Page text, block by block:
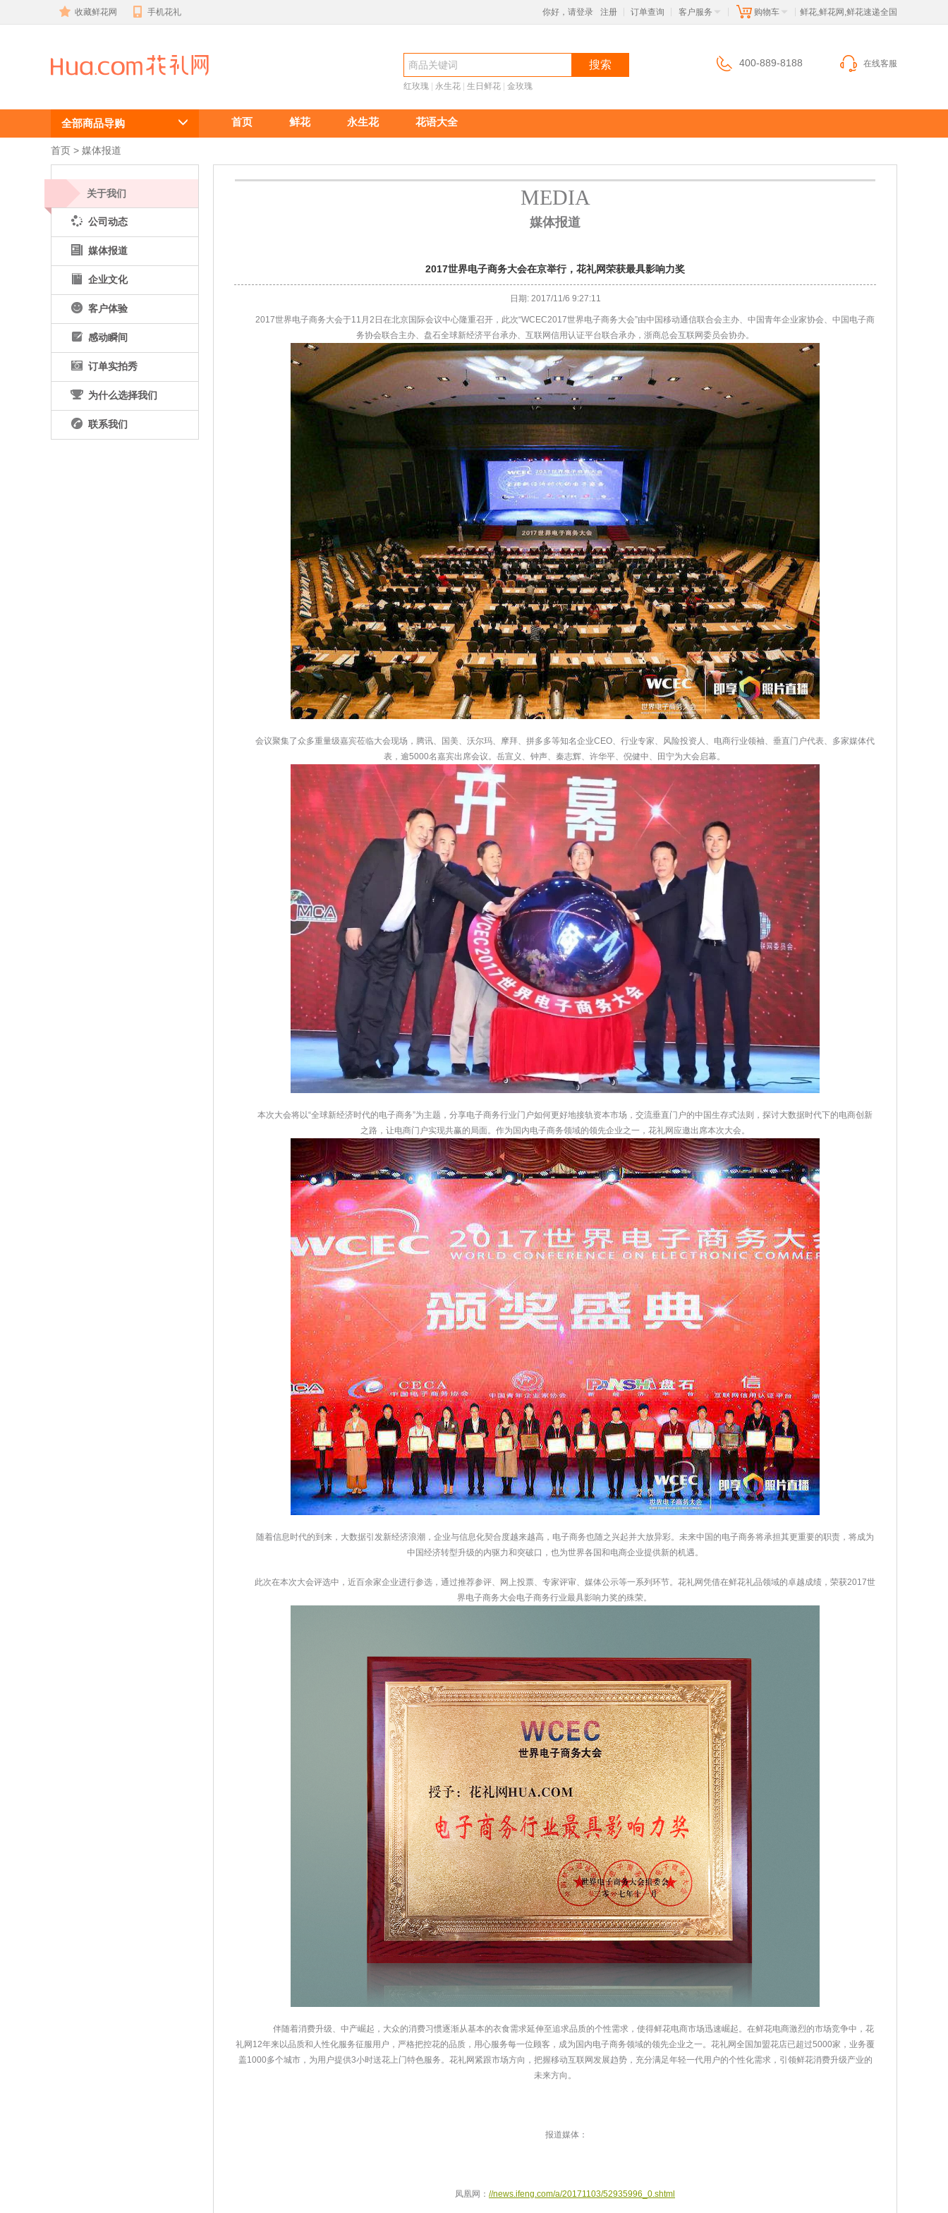
收藏鲜花网 手机花礼 你好，请登录 注册 订单查询 客户服务 购物车 鲜花,鲜花网,鲜花速递全国
世界电子商务
大会,花礼网,
最具影响力奖
搜索
红玫瑰 永生花 生日鲜花 金玫瑰
400-889-8188 在线客服
全部商品导购 首页 鲜花 永生花 花语大全
首页 > 媒体报道
MEDIA
媒体报道
2017世界电子商务大会在京举行，花礼网荣获最具影响力奖
日期: 2017/11/6 9:27:11
2017世界电子商务大会于11月2日在北京国际会议中心隆重召开，此次“WCEC2017世界电子商务大会”由中国移动通信联合会主办、中国青年企业家协会、中国电子商
务协会联合主办、盘石全球新经济平台承办、互联网信用认证平台联合承办，浙商总会互联网委员会协办。
会议聚集了众多重量级嘉宾莅临大会现场，腾讯、国美、沃尔玛、摩拜、拼多多等知名企业CEO、行业专家、风险投资人、电商行业领袖、垂直门户代表、多家媒体代
表，逾5000名嘉宾出席会议。岳宣义、钟声、秦志辉、许华平、倪健中、田宁为大会启幕。
本次大会将以“全球新经济时代的电子商务”为主题，分享电子商务行业门户如何更好地接轨资本市场，交流垂直门户的中国生存式法则，探讨大数据时代下的电商创新
之路，让电商门户实现共赢的局面。作为国内电子商务领域的领先企业之一，花礼网应邀出席本次大会。
随着信息时代的到来，大数据引发新经济浪潮，企业与信息化契合度越来越高，电子商务也随之兴起并大放异彩。未来中国的电子商务将承担其更重要的职责，将成为
中国经济转型升级的内驱力和突破口，也为世界各国和电商企业提供新的机遇。
此次在本次大会评选中，近百余家企业进行参选，通过推荐参评、网上投票、专家评审、媒体公示等一系列环节。花礼网凭借在鲜花礼品领域的卓越成绩，荣获2017世
界电子商务大会电子商务行业最具影响力奖的殊荣。
伴随着消费升级、中产崛起，大众的消费习惯逐渐从基本的衣食需求延伸至追求品质的个性需求，使得鲜花电商市场迅速崛起。在鲜花电商激烈的市场竞争中，花
礼网12年来以品质和人性化服务征服用户，严格把控花的品质，用心服务每一位顾客，成为国内电子商务领域的领先企业之一。花礼网全国加盟花店已超过5000家，业务覆
盖1000多个城市，为用户提供3小时送花上门特色服务。花礼网紧跟市场方向，把握移动互联网发展趋势，充分满足年轻一代用户的个性化需求，引领鲜花消费升级产业的
未来方向。
报道媒体：
凤凰网： //news.ifeng.com/a/20171103/52935996_0.shtml
关于我们
公司动态
媒体报道
企业文化
客户体验
感动瞬间
订单实拍秀
为什么选择我们
联系我们